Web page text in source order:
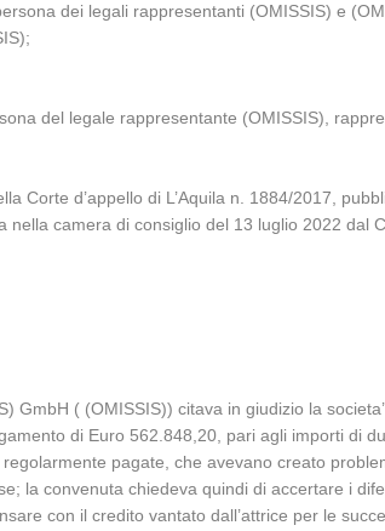
dei legali rappresentanti (OMISSIS) e
del legale rappresentante (OMISSIS),
Corte d’appello di L’Aquila n. 1884/2017,
nella camera di consiglio del 13 luglio 2022 dal
GmbH ( (OMISSIS)) citava in giudizio la
di Euro 562.848,20, pari agli importi di
pagate, che avevano creato
la convenuta chiedeva quindi di accertare i
con il credito vantato dall’attrice per le